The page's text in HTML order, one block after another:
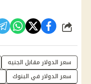
شارك
سعر الدولار مقابل الجنيه
سعر الدولار في البنوك